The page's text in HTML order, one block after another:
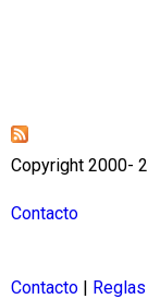
Copyright 2000-
Contacto
Contacto